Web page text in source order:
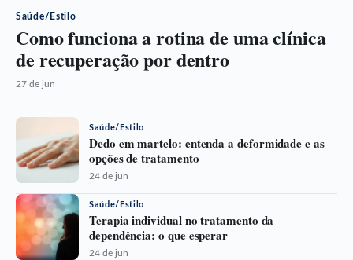
Saúde/Estilo
Como funciona a rotina de uma clínica
de recuperação por dentro
27 de jun
Saúde/Estilo
Dedo em martelo: entenda a deformidade e as
opções de tratamento
24 de jun
Saúde/Estilo
Terapia individual no tratamento da
dependência: o que esperar
24 de jun